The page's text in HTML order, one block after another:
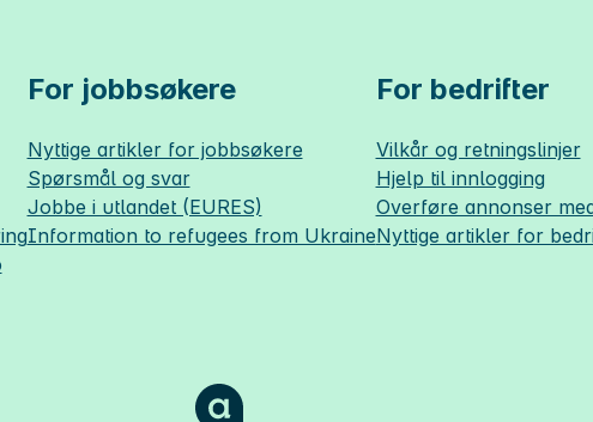
For jobbsøkere
Nyttige artikler for jobbsøkere
Spørsmål og svar
Jobbe i utlandet (EURES)
Information to refugees from Ukraine
For bedrifter
Vilkår og retningslinjer
Hjelp til innlogging
Overføre annonser
Nyttige artikler for